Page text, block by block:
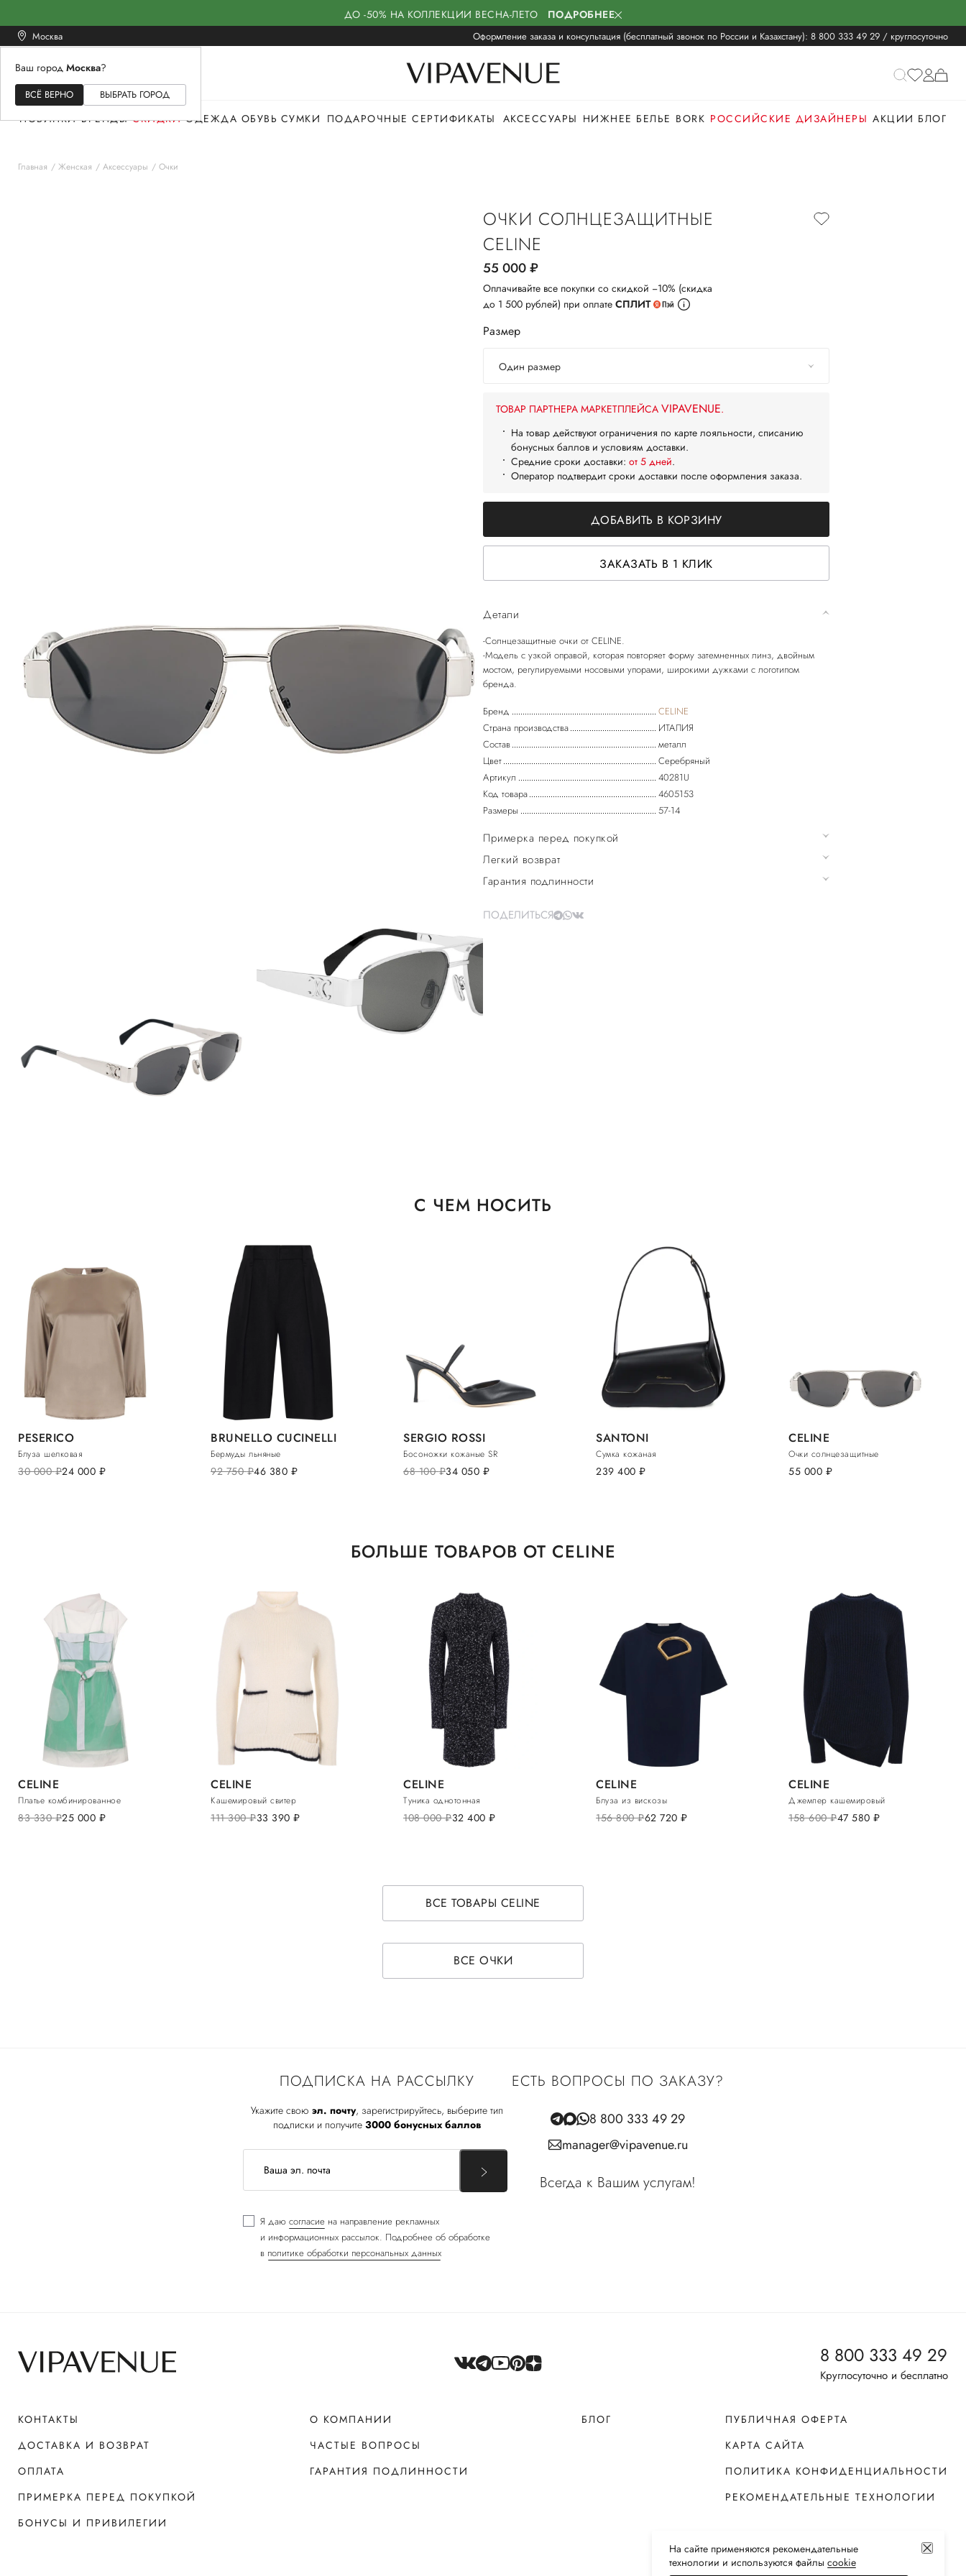
ДО -50% НА КОЛЛЕКЦИИ ВЕСНА-ЛЕТО ПОДРОБНЕЕ
Москва Оформление заказа и консультация (бесплатный звонок по России и Казахстану): 8 800 333 49 29 / круглосуточно
Ваш город Москва?
ВСЁ ВЕРНО ВЫБРАТЬ ГОРОД
ЖЕНСКОЕМУЖСКОЕ
НОВИНКИ БРЕНДЫ СКИДКИ ОДЕЖДА ОБУВЬ СУМКИ ПОДАРОЧНЫЕ СЕРТИФИКАТЫ АКСЕССУАРЫ НИЖНЕЕ БЕЛЬЕ BORK РОССИЙСКИЕ ДИЗАЙНЕРЫ АКЦИИ БЛОГ
Главная Женская Аксессуары Очки
ОЧКИ СОЛНЦЕЗАЩИТНЫЕ
CELINE
55 000руб.
Оплачивайте все покупки со скидкой −10% (скидка
до 1 500 рублей) при оплате СПЛИТ
Размер
Один размер
ТОВАР ПАРТНЕРА МАРКЕТПЛЕЙСА VIPAVENUE.
На товар действуют ограничения по карте лояльности, списанию
бонусных баллов и условиям доставки.
Средние сроки доставки: от 5 дней.
Оператор подтвердит сроки доставки после оформления заказа.
ДОБАВИТЬ В КОРЗИНУ
ЗАКАЗАТЬ В 1 КЛИК
Детали
-Солнцезащитные очки от CELINE.
-Модель с узкой оправой, которая повторяет форму затемненных линз, двойным
мостом, регулируемыми носовыми упорами, широкими дужками с логотипом
Бренд
CELINE
Страна производства
ИТАЛИЯ
Состав
металл
Цвет
Серебряный
Артикул
40281U
Код товара
4605153
Размеры
57-14
Примерка перед покупкой
Легкий возврат
Гарантия подлинности
ПОДЕЛИТЬСЯ
С ЧЕМ НОСИТЬ
PESERICO
Блуза шелковая
30 000руб.24 000 руб.
BRUNELLO CUCINELLI
Бермуды льняные
92 750руб.46 380 руб.
SERGIO ROSSI
Босоножки кожаные SR
68 100руб.34 050 руб.
SANTONI
Сумка кожаная
239 400 руб.
CELINE
Очки солнцезащитные
55 000 руб.
БОЛЬШЕ ТОВАРОВ ОТ CELINE
CELINE
Платье комбинированное
83 330руб.25 000 руб.
CELINE
Кашемировый свитер
111 300руб.33 390 руб.
CELINE
Туника однотонная
108 000руб.32 400 руб.
CELINE
Блуза из вискозы
156 800руб.62 720 руб.
CELINE
Джемпер кашемировый
158 600руб.47 580 руб.
ВСЕ ТОВАРЫ CELINE
ВСЕ ОЧКИ
ПОДПИСКА НА РАССЫЛКУ
Укажите свою эл. почту, зарегистрируйтесь, выберите тип
подписки и получите 3000 бонусных баллов
Я даю согласие на направление рекламных
и информационных рассылок. Подробнее об обработке
в политике обработки персональных данных
ЕСТЬ ВОПРОСЫ ПО ЗАКАЗУ?
8 800 333 49 29
manager@vipavenue.ru
Всегда к Вашим услугам!
8 800 333 49 29
Круглосуточно и бесплатно
КОНТАКТЫ
ДОСТАВКА И ВОЗВРАТ
ОПЛАТА
ПРИМЕРКА ПЕРЕД ПОКУПКОЙ
БОНУСЫ И ПРИВИЛЕГИИ
О КОМПАНИИ
ЧАСТЫЕ ВОПРОСЫ
ГАРАНТИЯ ПОДЛИННОСТИ
БЛОГ
ПУБЛИЧНАЯ ОФЕРТА
КАРТА САЙТА
ПОЛИТИКА КОНФИДЕНЦИАЛЬНОСТИ
РЕКОМЕНДАТЕЛЬНЫЕ ТЕХНОЛОГИИ
На сайте применяются рекомендательные
технологии и используются файлы сооkiе